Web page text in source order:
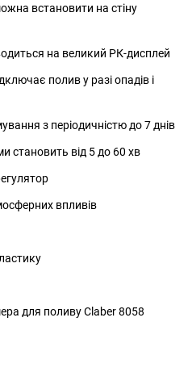
встановити на стіну
на великий РК-дисплей
полив у разі опадів і
з періодичністю до 7 днів
становить від 5 до 60 хв
впливів
для поливу Claber 8058